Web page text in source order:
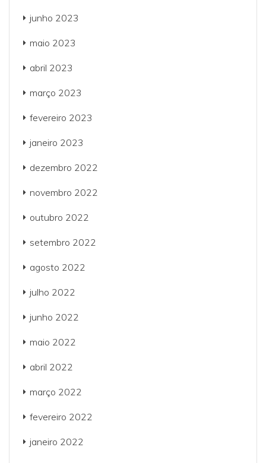
junho 2023
maio 2023
abril 2023
março 2023
fevereiro 2023
janeiro 2023
dezembro 2022
novembro 2022
outubro 2022
setembro 2022
agosto 2022
julho 2022
junho 2022
maio 2022
abril 2022
março 2022
fevereiro 2022
janeiro 2022